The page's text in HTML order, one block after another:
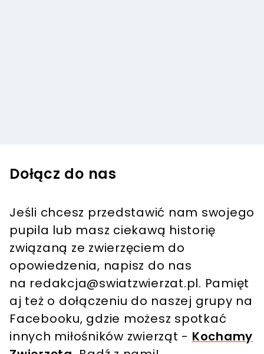
Dołącz do nas
Jeśli chcesz przedstawić nam swojego
pupila lub masz ciekawą historię
związaną ze zwierzęciem do
opowiedzenia, napisz do nas
na redakcja@swiatzwierzat.pl. Pamięt
aj też o dołączeniu do naszej grupy na
Facebooku, gdzie możesz spotkać
innych miłośników zwierząt - Kochamy